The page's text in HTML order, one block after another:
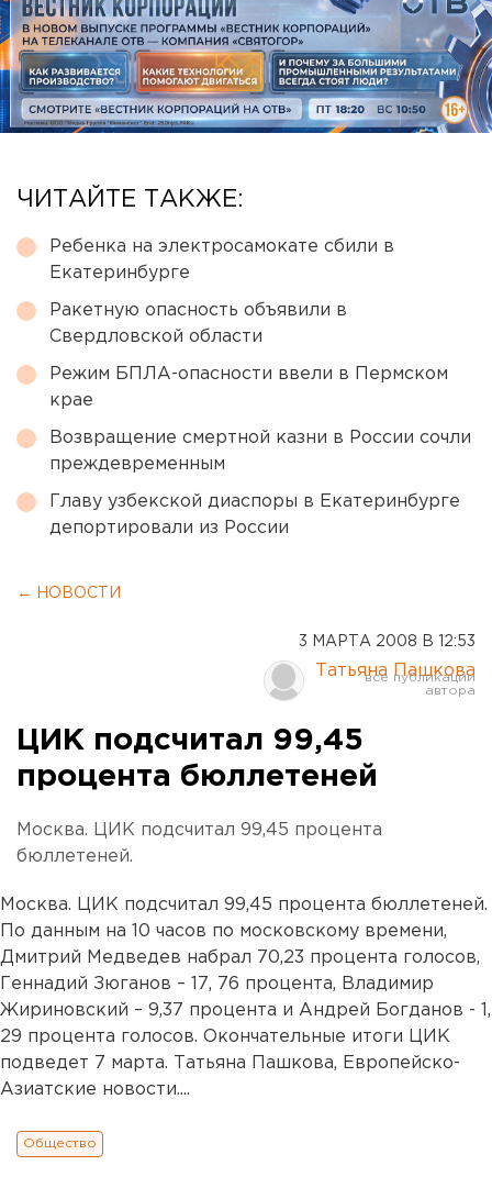
ЧИТАЙТЕ ТАКЖЕ:
Ребенка на электросамокате сбили в
Екатеринбурге
Ракетную опасность объявили в
Свердловской области
Режим БПЛА-опасности ввели в Пермском
крае
Возвращение смертной казни в России сочли
преждевременным
Главу узбекской диаспоры в Екатеринбурге
депортировали из России
← НОВОСТИ
3 МАРТА 2008 В 12:53
Татьяна Пашкова
ЦИК подсчитал 99,45
процента бюллетеней
Москва. ЦИК подсчитал 99,45 процента
бюллетеней.
Москва. ЦИК подсчитал 99,45 процента бюллетеней.
По данным на 10 часов по московскому времени,
Дмитрий Медведев набрал 70,23 процента голосов,
Геннадий Зюганов – 17, 76 процента, Владимир
Жириновский – 9,37 процента и Андрей Богданов - 1,
29 процента голосов. Окончательные итоги ЦИК
подведет 7 марта. Татьяна Пашкова, Европейско-
Азиатские новости....
Общество